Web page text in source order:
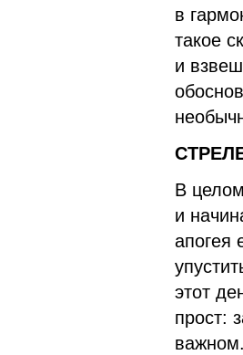
в
такое
и
В
и
апогея
этот
прост:
важном.